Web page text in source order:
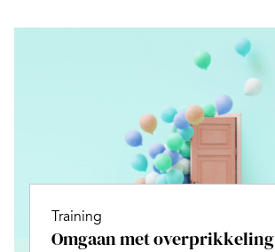
Training
Omgaan met overprikkeling